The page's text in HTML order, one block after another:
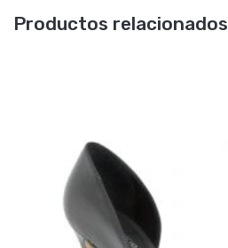
Productos relacionados